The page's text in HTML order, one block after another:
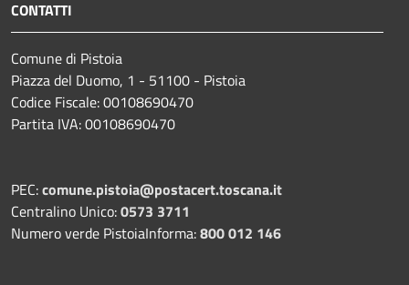
CONTATTI
Comune di Pistoia
Piazza del Duomo, 1 - 51100 - Pistoia
Codice Fiscale: 00108690470
Partita IVA: 00108690470
PEC:comune.pistoia@postacert.toscana.it
Centralino Unico:0573 3711
Numero verde PistoiaInforma:800 012 146